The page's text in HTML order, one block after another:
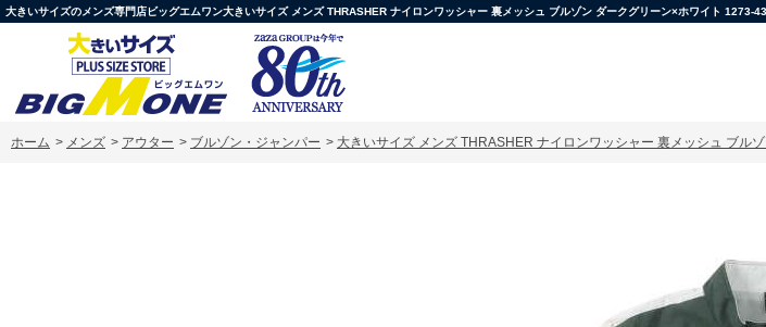
大きいサイズのメンズ専門店ビッグエムワン大きいサイズ メンズ THRASHER ナイロンワッシャー 裏メッシュ ブルゾン ダークグリーン×ホワイト 1273-
ホーム > メンズ > アウター > ブルゾン・ジャンパー > 大きいサイズ メンズ THRASHER ナイロンワッシャー 裏メッシュ ブル